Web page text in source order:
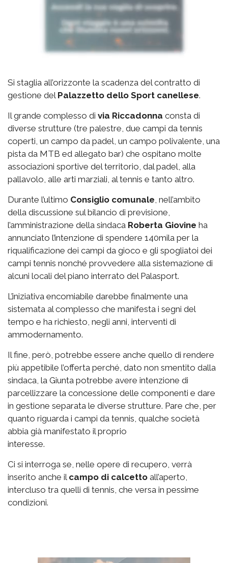
Si staglia all’orizzonte la scadenza del contratto di
gestione del Palazzetto dello Sport canellese.
Il grande complesso di via Riccadonna consta di
diverse strutture (tre palestre, due campi da tennis
coperti, un campo da padel, un campo polivalente, una
pista da MTB ed allegato bar) che ospitano molte
associazioni sportive del territorio, dal padel, alla
pallavolo, alle arti marziali, al tennis e tanto altro.
Durante l’ultimo Consiglio comunale, nell’ambito
della discussione sul bilancio di previsione,
l’amministrazione della sindaca Roberta Giovine ha
annunciato l’intenzione di spendere 140mila per la
riqualificazione dei campi da gioco e gli spogliatoi dei
campi tennis nonché provvedere alla sistemazione di
alcuni locali del piano interrato del Palasport.
L’iniziativa encomiabile darebbe finalmente una
sistemata al complesso che manifesta i segni del
tempo e ha richiesto, negli anni, interventi di
ammodernamento.
Il fine, però, potrebbe essere anche quello di rendere
più appetibile l’offerta perché, dato non smentito dalla
sindaca, la Giunta potrebbe avere intenzione di
parcellizzare la concessione delle componenti e dare
in gestione separata le diverse strutture. Pare che, per
quanto riguarda i campi da tennis, qualche società
abbia già manifestato il proprio
interesse.
Ci si interroga se, nelle opere di recupero, verrà
inserito anche il campo di calcetto all’aperto,
intercluso tra quelli di tennis, che versa in pessime
condizioni.